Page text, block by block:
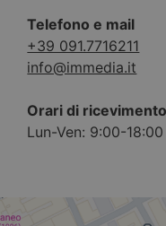
Telefono e mail
+39 091.7716211
info@immedia.it
Orari di ricevimento
Lun-Ven: 9:00-18:00